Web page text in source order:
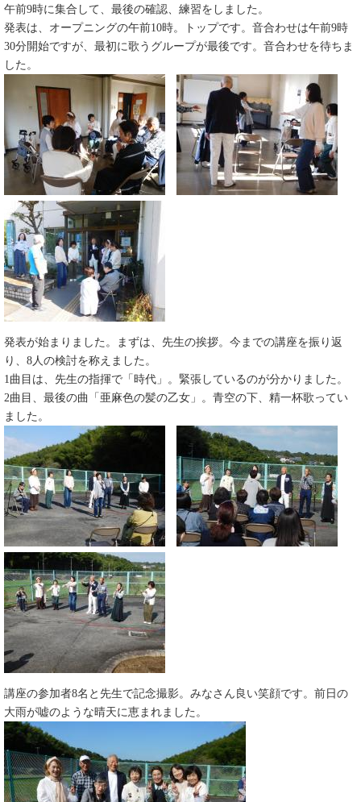
午前9時に集合して、最後の確認、練習をしました。
発表は、オープニングの午前10時。トップです。音合わせは午前9時
30分開始ですが、最初に歌うグループが最後です。音合わせを待ちま
した。
発表が始まりました。まずは、先生の挨拶。今までの講座を振り返
り、8人の検討を称えました。
1曲目は、先生の指揮で「時代」。緊張しているのが分かりました。
2曲目、最後の曲「亜麻色の髪の乙女」。青空の下、精一杯歌ってい
ました。
講座の参加者8名と先生で記念撮影。みなさん良い笑顔です。前日の
大雨が嘘のような晴天に恵まれました。